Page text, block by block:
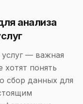
анализа
— важная
хотят понять
сбор данных для